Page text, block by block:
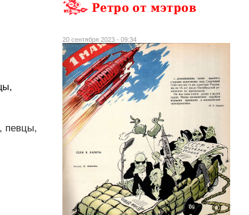
певцы,
Ретро от мэтров
20 сентября 2023 - 09:34